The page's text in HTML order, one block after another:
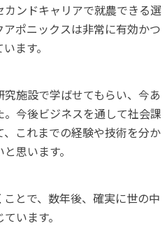
カンドキャリアで就農できる選
ポニックスは非常に有効かつ
ます。
施設で学ばせてもらい、今あ
今後ビジネスを通して社会課
これまでの経験や技術を分か
思います。
とで、数年後、確実に世の中
います。